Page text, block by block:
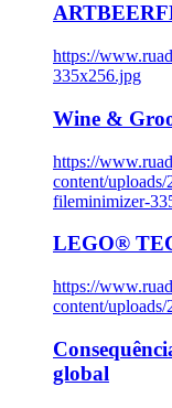
https://
335x256.jpg
Wine &
https://
content/
fileminimizer-
LEGO®
https://
content/
global